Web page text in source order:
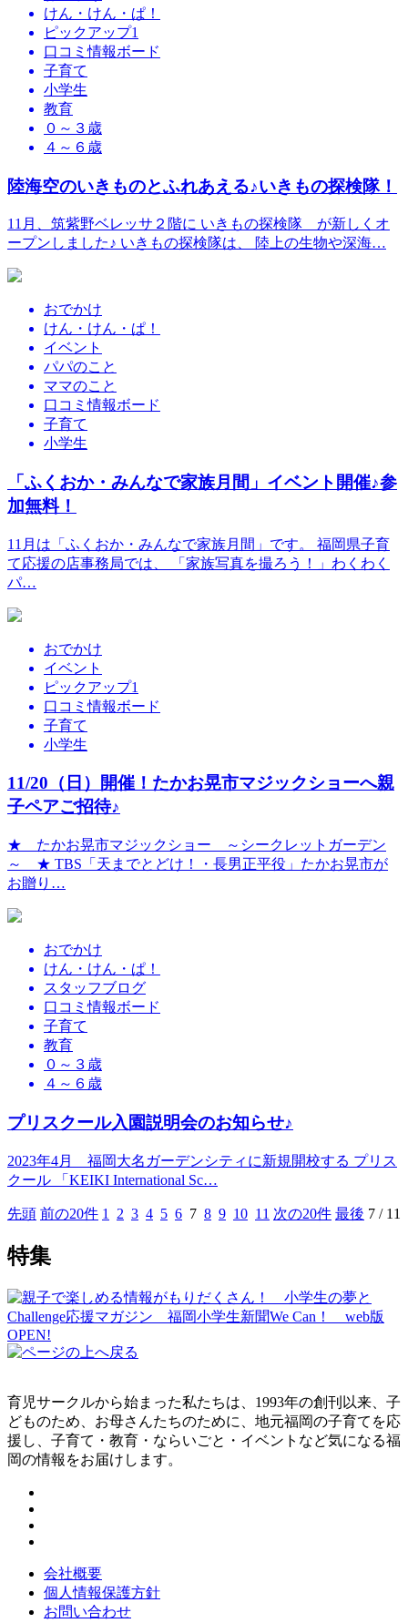
けん・けん・ぱ！
ピックアップ1
口コミ情報ボード
子育て
小学生
教育
０～３歳
４～６歳
陸海空のいきものとふれあえる♪いきもの探検隊！
11月、筑紫野ベレッサ２階に いきもの探検隊 が新しくオ
ープンしました♪ いきもの探検隊は、 陸上の生物や深海…
おでかけ
けん・けん・ぱ！
イベント
パパのこと
ママのこと
口コミ情報ボード
子育て
小学生
「ふくおか・みんなで家族月間」イベント開催♪参
加無料！
11月は「ふくおか・みんなで家族月間」です。 福岡県子育
て応援の店事務局では、 「家族写真を撮ろう！」わくわく
パ…
おでかけ
イベント
ピックアップ1
口コミ情報ボード
子育て
小学生
11/20（日）開催！たかお晃市マジックショーへ親
子ペアご招待♪
★ たかお晃市マジックショー ～シークレットガーデン
～ ★ TBS「天までとどけ！・長男正平役」たかお晃市が
お贈り…
おでかけ
けん・けん・ぱ！
スタッフブログ
口コミ情報ボード
子育て
教育
０～３歳
４～６歳
プリスクール入園説明会のお知らせ♪
2023年4月 福岡大名ガーデンシティに新規開校する プリス
クール 「KEIKI International Sc…
先頭 前の20件 1 2 3 4 5 6 7 8 9 10 11 次の20件 最後 7 / 11
特集
育児サークルから始まった私たちは、1993年の創刊以来、子
どものため、お母さんたちのために、地元福岡の子育てを応
援し、子育て・教育・ならいごと・イベントなど気になる福
岡の情報をお届けします。
会社概要
個人情報保護方針
お問い合わせ